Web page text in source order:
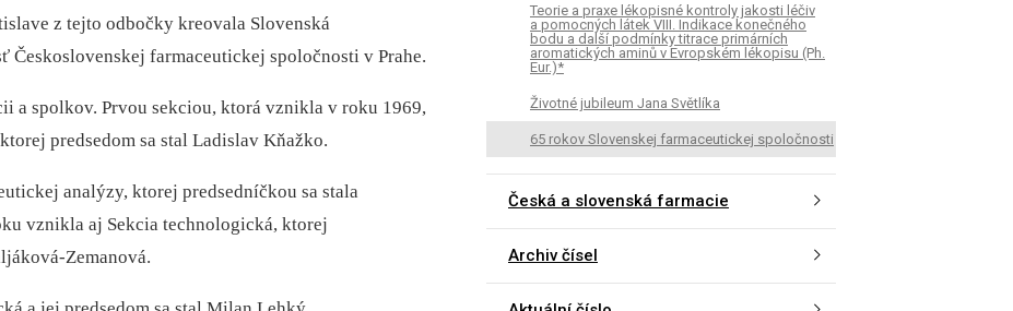
z tejto odbočky kreovala Slovenská
Československej farmaceutickej spoločnosti v Prahe.
a spolkov. Prvou sekciou, ktorá vznikla v roku 1969,
predsedom sa stal Ladislav Kňažko.
analýzy, ktorej predsedníčkou sa stala
vznikla aj Sekcia technologická, ktorej
Zemanová.
Teorie a praxe lékopisné kontroly jakosti léčiv
a pomocných látek VIII. Indikace konečného
bodu a další podmínky titrace primárních
aromatických aminů v Evropském lékopisu (Ph.
Eur.)*
Životné jubileum Jana Světlíka
65 rokov Slovenskej farmaceutickej spoločnosti
Česká a slovenská farmacie
Archiv čísel